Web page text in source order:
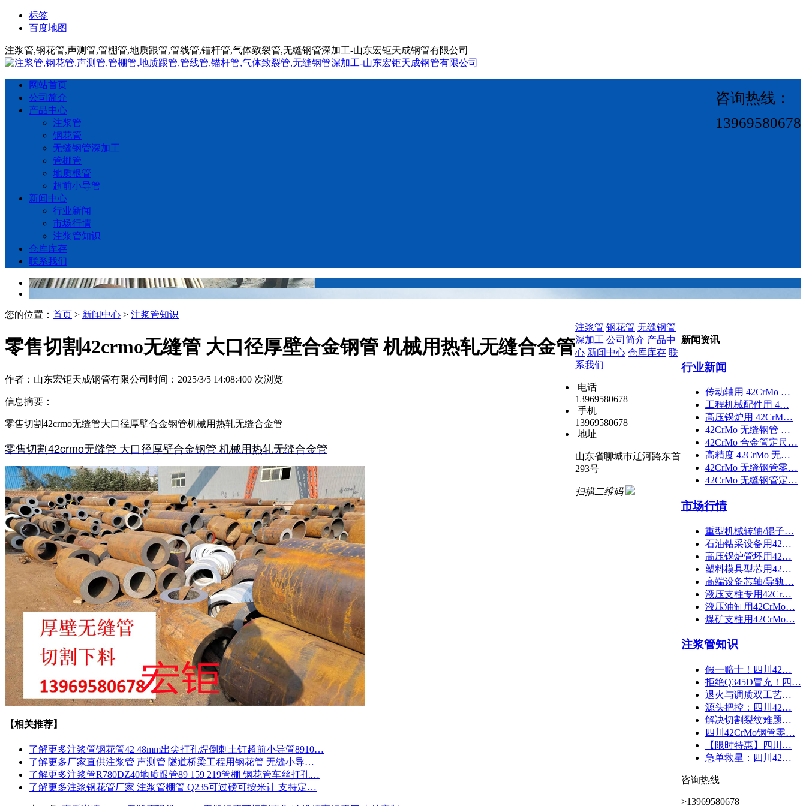
标签
百度地图
注浆管,钢花管,声测管,管棚管,地质跟管,管线管,锚杆管,气体致裂管,无缝钢管深加工-山东宏钜天成钢管有限公司
咨询热线：
13969580678
网站首页
公司简介
产品中心
注浆管
钢花管
无缝钢管深加工
管棚管
地质根管
超前小导管
新闻中心
行业新闻
市场行情
注浆管知识
仓库库存
联系我们
您的位置： 首页 > 新闻中心 > 注浆管知识
新闻资讯
行业新闻
传动轴用 42CrMo …
工程机械配件用 4…
高压锅炉用 42CrM…
42CrMo 无缝钢管 …
42CrMo 合金管定尺…
高精度 42CrMo 无…
42CrMo 无缝钢管零…
42CrMo 无缝钢管定…
市场行情
重型机械转轴/辊子…
石油钻采设备用42…
高压锅炉管坯用42…
塑料模具型芯用42…
高端设备芯轴/导轨…
液压支柱专用42Cr…
液压油缸用42CrMo…
煤矿支柱用42CrMo…
注浆管知识
假一赔十！四川42…
拒绝Q345D冒充！四…
退火与调质双工艺…
源头把控：四川42…
解决切割裂纹难题…
四川42CrMo钢管零…
【限时特惠】四川…
急单救星：四川42…
咨询热线
>13969580678
零售切割42crmo无缝管 大口径厚壁合金钢管 机械用热轧无缝合金管
作者：山东宏钜天成钢管有限公司 时间：2025/3/5 14:08:400 次浏览
信息摘要：
零售切割42crmo无缝管大口径厚壁合金钢管机械用热轧无缝合金管
零售切割42crmo无缝管 大口径厚壁合金钢管 机械用热轧无缝合金管
【相关推荐】
了解更多注浆管钢花管42 48mm出尖打孔焊倒刺土钉超前小导管8910…
了解更多厂家直供注浆管 声测管 隧道桥梁工程用钢花管 无缝小导…
了解更多注浆管R780DZ40地质跟管89 159 219管棚 钢花管车丝打孔…
了解更多注浆钢花管厂家 注浆管棚管 Q235可过磅可按米计 支持定…
注浆管 钢花管 无缝钢管
深加工 公司简介 产品中
心 新闻中心 仓库库存 联
系我们
电话
13969580678
手机
13969580678
地址
山东省聊城市辽河路东首
293号
扫描二维码